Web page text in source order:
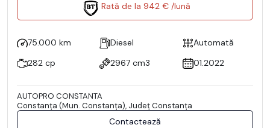
Rată de la 942 € /lună
75.000 km Diesel
Automată
282 cp
2967 cm3 01.2022
AUTOPRO CONSTANTA
Constanţa (Mun. Constanţa), Județ Constanţa
Contactează